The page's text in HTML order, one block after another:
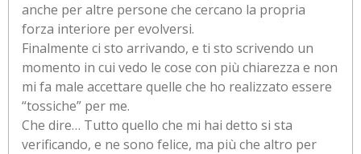
anche per altre persone che cercano la propria
forza interiore per evolversi.
Finalmente ci sto arrivando, e ti sto scrivendo un
momento in cui vedo le cose con più chiarezza e non
mi fa male accettare quelle che ho realizzato essere
“tossiche” per me.
Che dire… Tutto quello che mi hai detto si sta
verificando, e ne sono felice, ma più che altro per